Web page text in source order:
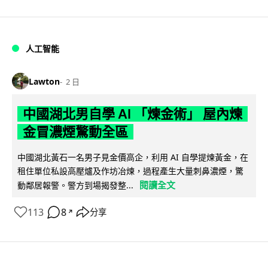
人工智能
Lawton 2 日
中國湖北男自學 AI 「煉金術」 屋內煉
金冒濃煙驚動全區
中國湖北黃石一名男子見金價高企，利用 AI 自學提煉黃金，在
租住單位私設高壓爐及作坊冶煉，過程產生大量刺鼻濃煙，驚
動鄰居報警。警方到場揭發整...
閱讀全文
113 8 ↗ 分享